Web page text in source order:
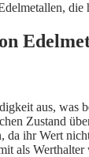
aus,
Zustand
ihr Wert
als Werthalter